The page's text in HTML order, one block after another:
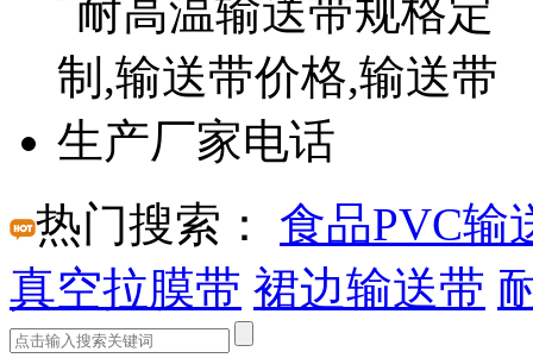
热门搜索：
食品PVC输
真空拉膜带 裙边输送带